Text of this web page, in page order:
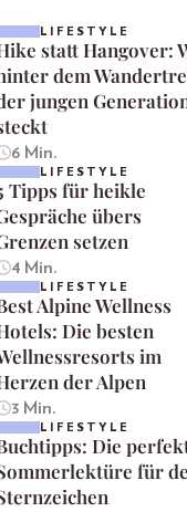
LIFESTYLE
statt Hangover:
dem
jungen
6 Min.
LIFESTYLE
Tipps für heikle
übers
setzen
4 Min.
LIFESTYLE
Alpine Wellness
Die besten
im
der Alpen
3 Min.
LIFESTYLE
Die
für